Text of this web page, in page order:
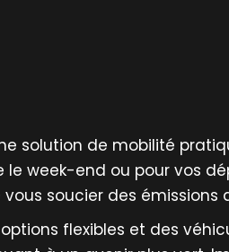
solution de mobilité
le week-end ou pour vos
soucier des émissions
flexibles et des